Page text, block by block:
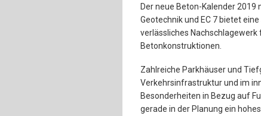
Der neue Beton-Kalender
Geotechnik und EC 7 bietet
verlässliches
Betonkonstruktionen.
Zahlreiche Parkhäuser und
Verkehrsinfrastruktur und im
Besonderheiten in Bezug auf
gerade in der Planung ein